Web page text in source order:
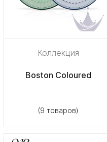
Коллекция
Boston Coloured
(9 товаров)